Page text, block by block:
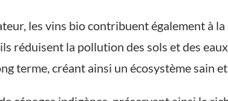
les vins bio contribuent également à
réduisent la pollution des sols et des
terme, créant ainsi un écosystème sain